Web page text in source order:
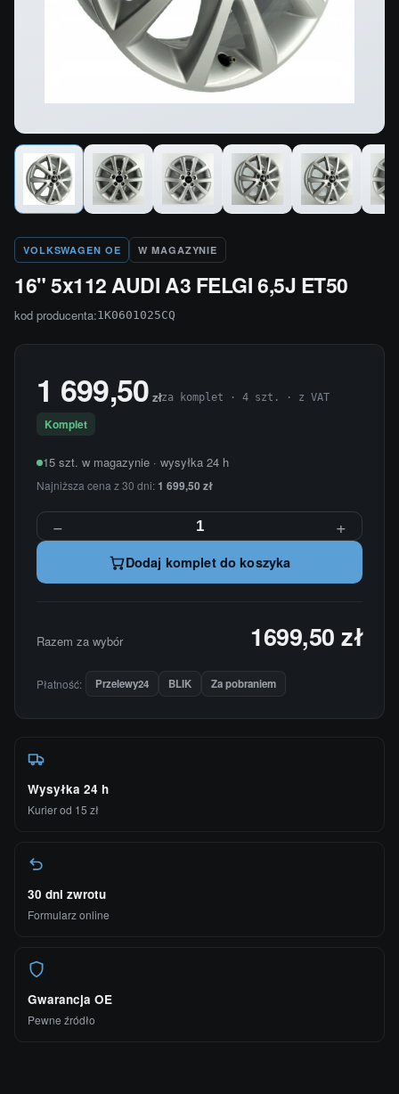
VOLKSWAGEN OE W MAGAZYNIE
16" 5x112 AUDI A3 FELGI 6,5J ET50
kod producenta:1K0601025CQ
1 699,50 złza komplet · 4 szt. · z VAT
Komplet
15 szt. w magazynie · wysyłka 24 h
Najniższa cena z 30 dni:1 699,50 zł
− +
Dodaj komplet do koszyka
Razem za wybór 1699,50 zł
Płatność: Przelewy24 BLIK Za pobraniem
Wysyłka 24 h
Kurier od 15 zł
30 dni zwrotu
Formularz online
Gwarancja OE
Pewne źródło